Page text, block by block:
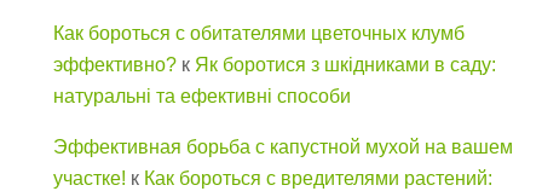
Как бороться с обитателями цветочных клумб
эффективно? к Як боротися з шкідниками в саду:
натуральні та ефективні способи
Эффективная борьба с капустной мухой на вашем
участке! к Как бороться с вредителями растений: